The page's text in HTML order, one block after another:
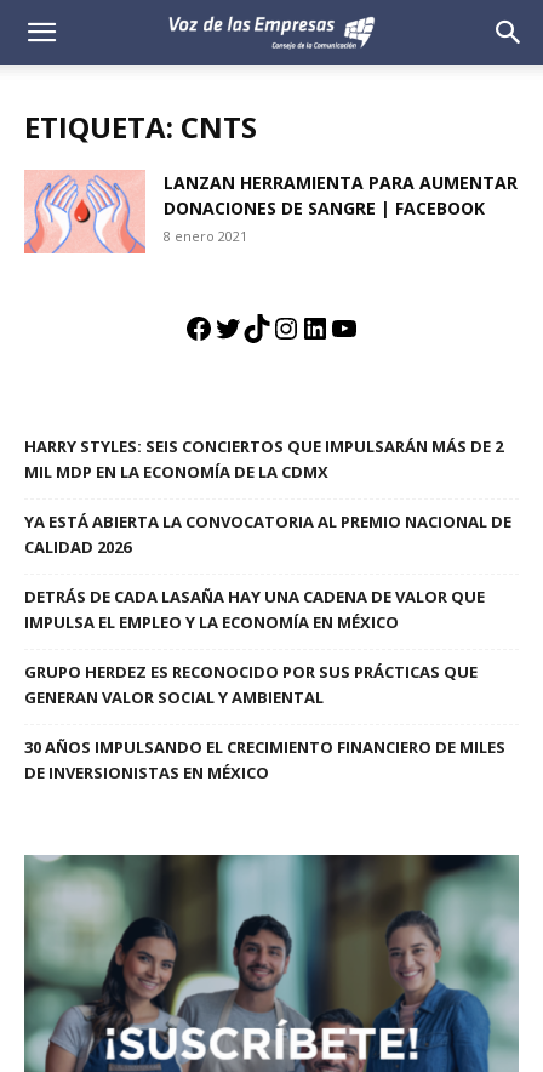
Voz
Empresas
ETIQUETA: CNTS
LANZAN HERRAMIENTA PARA AUMENTAR
DONACIONES DE SANGRE | FACEBOOK
8 enero 2021
Facebook
Twitter
TikTok
Instagram
LinkedIn
YouTube
HARRY STYLES: SEIS CONCIERTOS QUE IMPULSARÁN MÁS DE 2
MIL MDP EN LA ECONOMÍA DE LA CDMX
YA ESTÁ ABIERTA LA CONVOCATORIA AL PREMIO NACIONAL DE
CALIDAD 2026
DETRÁS DE CADA LASAÑA HAY UNA CADENA DE VALOR QUE
IMPULSA EL EMPLEO Y LA ECONOMÍA EN MÉXICO
GRUPO HERDEZ ES RECONOCIDO POR SUS PRÁCTICAS QUE
GENERAN VALOR SOCIAL Y AMBIENTAL
30 AÑOS IMPULSANDO EL CRECIMIENTO FINANCIERO DE MILES
DE INVERSIONISTAS EN MÉXICO